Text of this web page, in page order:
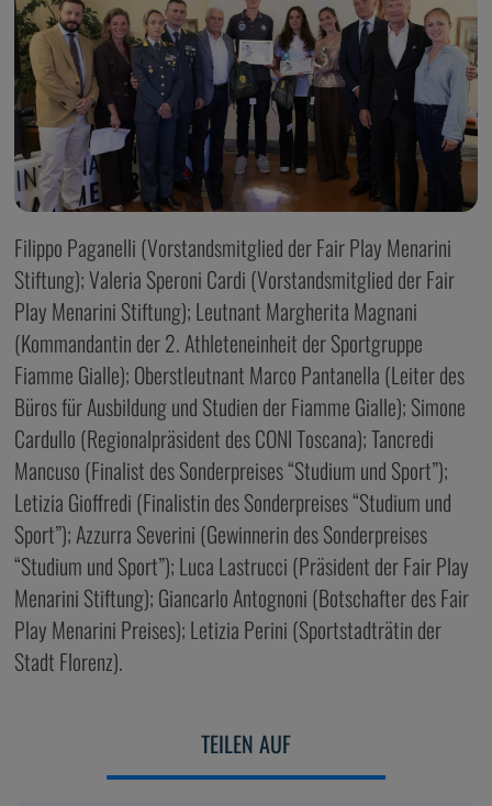
Filippo Paganelli (Vorstandsmitglied der Fair Play Menarini
Stiftung); Valeria Speroni Cardi (Vorstandsmitglied der Fair
Play Menarini Stiftung); Leutnant Margherita Magnani
(Kommandantin der 2. Athleteneinheit der Sportgruppe
Fiamme Gialle); Oberstleutnant Marco Pantanella (Leiter des
Büros für Ausbildung und Studien der Fiamme Gialle); Simone
Cardullo (Regionalpräsident des CONI Toscana); Tancredi
Mancuso (Finalist des Sonderpreises “Studium und Sport”);
Letizia Gioffredi (Finalistin des Sonderpreises “Studium und
Sport”); Azzurra Severini (Gewinnerin des Sonderpreises
“Studium und Sport”); Luca Lastrucci (Präsident der Fair Play
Menarini Stiftung); Giancarlo Antognoni (Botschafter des Fair
Play Menarini Preises); Letizia Perini (Sportstadträtin der
Stadt Florenz).
TEILEN AUF